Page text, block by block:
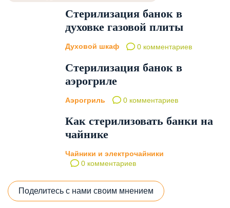
Стерилизация банок в
духовке газовой плиты
Духовой шкаф 0 комментариев
Стерилизация банок в
аэрогриле
Аэрогриль 0 комментариев
Как стерилизовать банки на
чайнике
Чайники и электрочайники
0 комментариев
Поделитесь с нами своим мнением